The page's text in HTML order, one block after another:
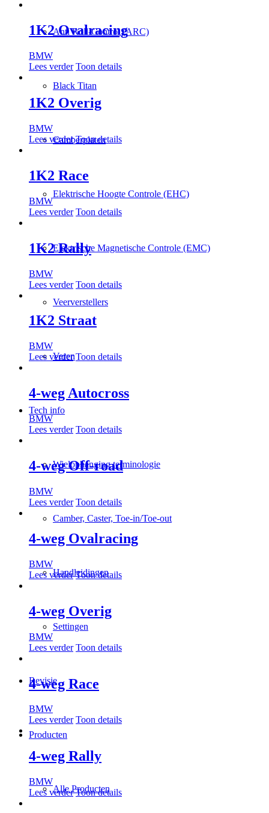
Anti Roll-Control (ARC)
Black Titan
Camberplaten
Elektrische Hoogte Controle (EHC)
Elektrische Magnetische Controle (EMC)
Veerverstellers
Veren
Tech info
Wielophanging terminologie
Camber, Caster, Toe-in/Toe-out
Handleidingen
Settingen
Revisie
Producten
Alle Producten
1K2 Ovalracing
BMW
Lees verder Toon details
1K2 Overig
BMW
Lees verder Toon details
1K2 Race
BMW
Lees verder Toon details
1K2 Rally
BMW
Lees verder Toon details
1K2 Straat
BMW
Lees verder Toon details
4-weg Autocross
BMW
Lees verder Toon details
4-weg Off-road
BMW
Lees verder Toon details
4-weg Ovalracing
BMW
Lees verder Toon details
4-weg Overig
BMW
Lees verder Toon details
4-weg Race
BMW
Lees verder Toon details
4-weg Rally
BMW
Lees verder Toon details